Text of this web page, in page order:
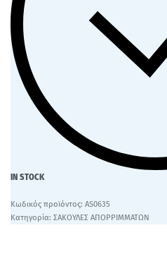
IN STOCK
AS0635
Κατηγορία: ΣΑΚΟΥΛΕΣ ΑΠΟΡΡΙΜΜΑΤΩΝ